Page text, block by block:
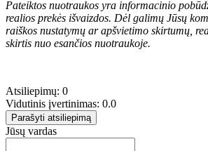
Pateiktos nuotraukos yra informacinio
realios prekės išvaizdos. Dėl galimų Jūsų
raiškos nustatymų ar apšvietimo skirtumų,
skirtis nuo esančios nuotraukoje.
Atsiliepimų: 0
Vidutinis įvertinimas: 0.0
Parašyti atsiliepimą
Jūsų vardas